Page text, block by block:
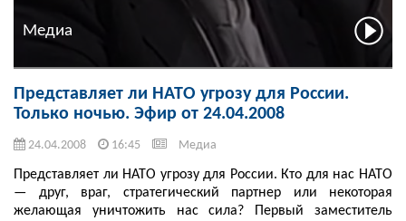
Медиа
Представляет ли НАТО угрозу для России.
Только ночью. Эфир от 24.04.2008
24.04.2008 16:45 Медиа
Представляет ли НАТО угрозу для России. Кто для нас НАТО
— друг, враг, стратегический партнер или некоторая
желающая уничтожить нас сила? Первый заместитель